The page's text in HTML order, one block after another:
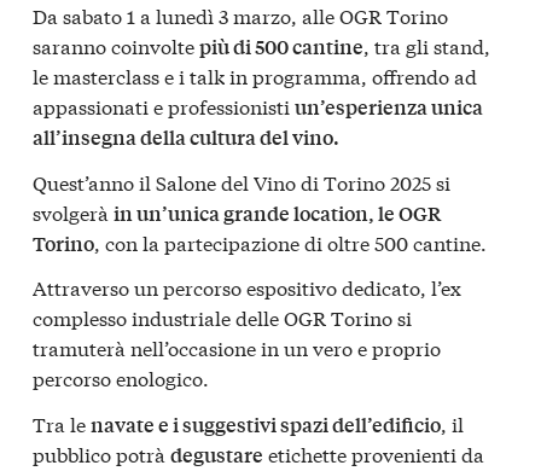
Da sabato 1 a lunedì 3 marzo, alle OGR Torino
saranno coinvoltepiù di 500 cantine, tra gli stand,
le masterclass e i talk in programma, offrendo ad
appassionati e professionisti un’esperienza unica
all’insegna della cultura del vino.
Quest’anno il Salone del Vino di Torino 2025 si
svolgerà in un’unica grande location, le OGR
Torino, con la partecipazione di oltre 500 cantine.
Attraverso un percorso espositivo dedicato, l’ex
complesso industriale delle OGR Torino si
tramuterà nell’occasione in un vero e proprio
percorso enologico.
Tra lenavate e i suggestivi spazi dell’edificio, il
pubblico potrà degustare etichette provenienti da